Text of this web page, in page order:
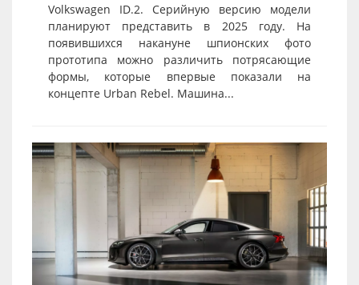
Volkswagen ID.2. Серийную версию модели
планируют представить в 2025 году. На
появившихся накануне шпионских фото
прототипа можно различить потрясающие
формы, которые впервые показали на
концепте Urban Rebel. Машина...